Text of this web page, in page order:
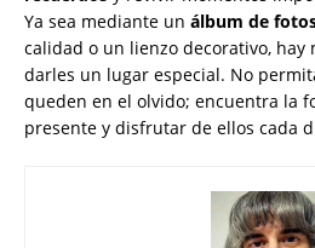
Ya sea mediante un álbum de
calidad o un lienzo decorativo, hay
darles un lugar especial. No
queden en el olvido; encuentra la
presente y disfrutar de ellos cada